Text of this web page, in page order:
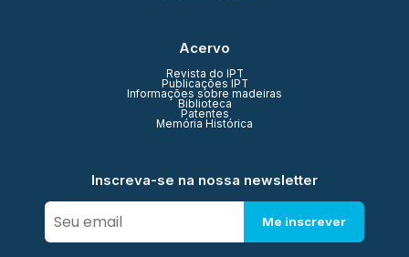
Acervo
Revista do IPT
Publicações IPT
Informações sobre madeiras
Biblioteca
Patentes
Memória Histórica
Inscreva-se na nossa newsletter
Me inscrever